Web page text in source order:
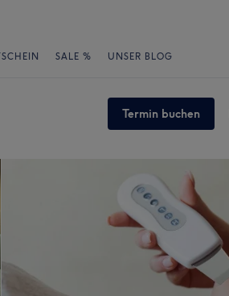
SALE % UNSER BLOG
Termin buchen